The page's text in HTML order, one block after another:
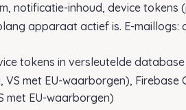
notificatie-inhoud, device tokens
apparaat actief is. E-maillogs:
tokens in versleutelde database
VS met EU-waarborgen), Firebase
met EU-waarborgen)